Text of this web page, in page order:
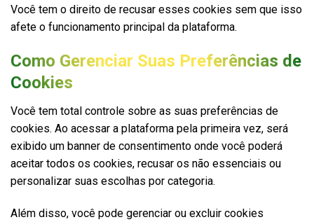
Você tem o direito de recusar esses cookies sem que isso
afete o funcionamento principal da plataforma.
Como Gerenciar Suas Preferências de
Cookies
Você tem total controle sobre as suas preferências de
cookies. Ao acessar a plataforma pela primeira vez, será
exibido um banner de consentimento onde você poderá
aceitar todos os cookies, recusar os não essenciais ou
personalizar suas escolhas por categoria.
Além disso, você pode gerenciar ou excluir cookies